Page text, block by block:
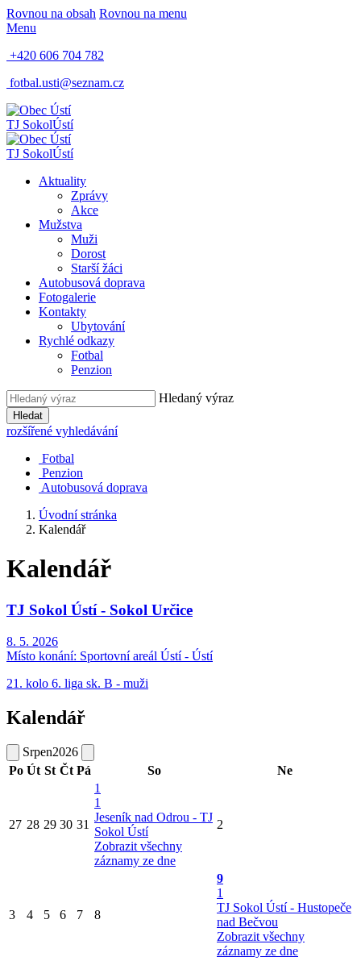
Rovnou na obsah Rovnou na menu
Menu
+420 606 704 782
fotbal.usti@seznam.cz
TJ SokolÚstí
TJ SokolÚstí
Aktuality
Zprávy
Akce
Mužstva
Muži
Dorost
Starší žáci
Autobusová doprava
Fotogalerie
Kontakty
Ubytování
Rychlé odkazy
Fotbal
Penzion
Hledaný výraz
Hledat
rozšířené vyhledávání
Fotbal
Penzion
Autobusová doprava
Úvodní stránka
Kalendář
Kalendář
TJ Sokol Ústí - Sokol Určice
8. 5. 2026
Místo konání: Sportovní areál Ústí - Ústí
21. kolo 6. liga sk. B - muži
Kalendář
Srpen2026
Po Út St Čt Pá So Ne
27 28 29 30 31
1
1
Jeseník nad Odrou - TJ
Sokol Ústí
Zobrazit všechny
záznamy ze dne
2
3 4 5 6 7 8
9
1
TJ Sokol Ústí - Hustopeče
nad Bečvou
Zobrazit všechny
záznamy ze dne